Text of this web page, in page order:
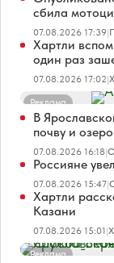
сбила
07.08.2026 17:39|
Хартли
один раз
07.08.2026 17:02|
Реклама
В
почву и
07.08.2026 16:18|
Россияне
07.08.2026 15:47|
Хартли
Казани
07.08.2026 15:01|
Реклама